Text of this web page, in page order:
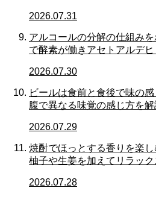
2026.07.31
アルコールの分解の仕組み
で酵素が働きアセトアルデ
2026.07.30
ビールは食前と食後で味の
腹で異なる味覚の感じ方を解
2026.07.29
焼酎でほっとする香りを楽
柚子や生姜を加えてリラッ
2026.07.28